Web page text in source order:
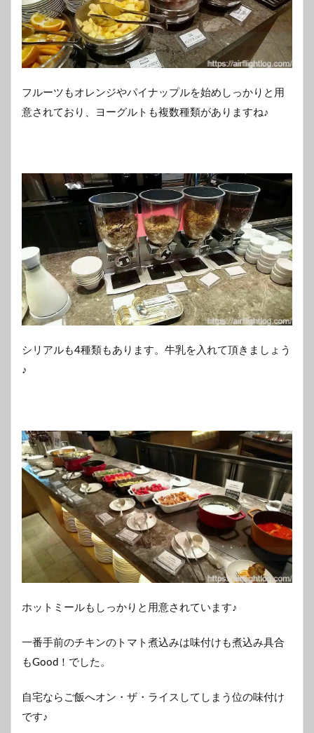
フルーツもオレンジやパイナップルを始めしっかりと用
意されており、ヨーグルトも複数種類がありますね♪
シリアルも4種類もあります。牛乳を入れて頂きましょう
♪
ホットミールもしっかりと用意されています♪
一番手前のチキンのトマト煮込みは味付けも煮込み具合
もGood！でした。
自宅ならご飯へオン・ザ・ライスしてしまう位の味付け
です♪